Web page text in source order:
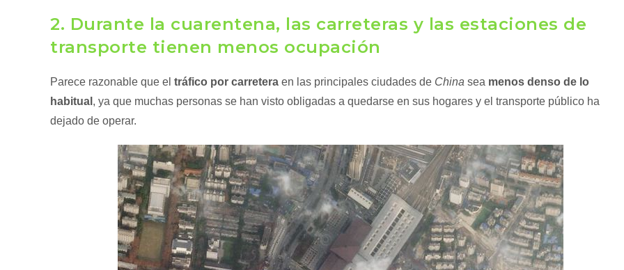
2. Durante la cuarentena, las carreteras y las estaciones de
transporte tienen menos ocupación
Parece razonable que el tráfico por carretera en las principales ciudades de China sea menos denso de lo
habitual , ya que muchas personas se han visto obligadas a quedarse en sus hogares y el transporte público ha
dejado de operar.